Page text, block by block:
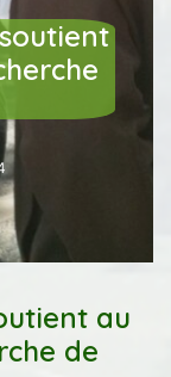
au
de